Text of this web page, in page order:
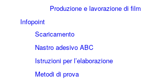
Produzione e lavorazione di film
Infopoint
Scaricamento
Nastro adesivo ABC
Istruzioni per l’elaborazione
Metodi di prova